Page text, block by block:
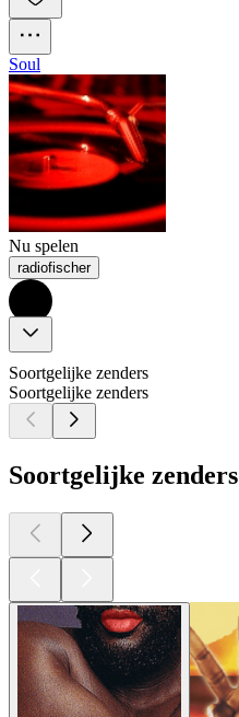
Soul
Nu spelen
radiofischer
Soortgelijke zenders
Soortgelijke zenders
Soortgelijke zenders